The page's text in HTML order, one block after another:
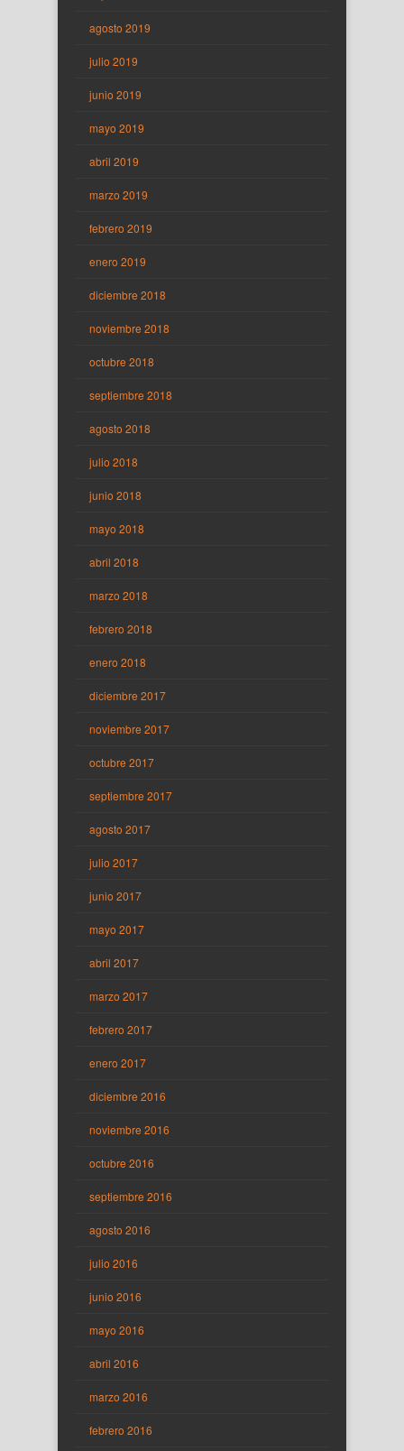
agosto 2019
julio 2019
junio 2019
mayo 2019
abril 2019
marzo 2019
febrero 2019
enero 2019
diciembre 2018
noviembre 2018
octubre 2018
septiembre 2018
agosto 2018
julio 2018
junio 2018
mayo 2018
abril 2018
marzo 2018
febrero 2018
enero 2018
diciembre 2017
noviembre 2017
octubre 2017
septiembre 2017
agosto 2017
julio 2017
junio 2017
mayo 2017
abril 2017
marzo 2017
febrero 2017
enero 2017
diciembre 2016
noviembre 2016
octubre 2016
septiembre 2016
agosto 2016
julio 2016
junio 2016
mayo 2016
abril 2016
marzo 2016
febrero 2016